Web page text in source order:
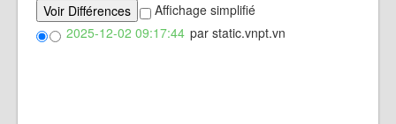
Affichage simplifié
2025-12-02 09:17:44 par static.vnpt.vn